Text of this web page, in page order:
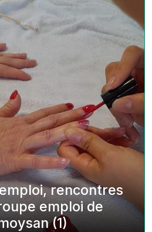
rencontres
emploi de
(1)